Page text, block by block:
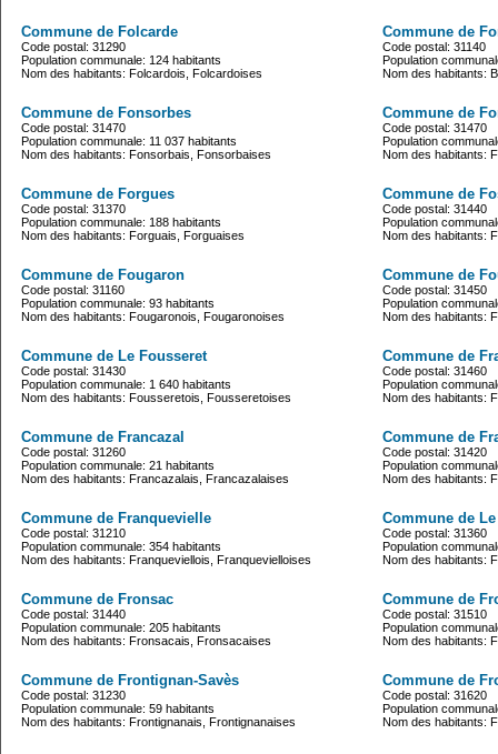
Commune de Folcarde
Code postal: 31290
Population communale: 124 habitants
Nom des habitants: Folcardois, Folcardoises
Commune de
Code postal: 31140
Population
Nom des habitants:
Commune de Fonsorbes
Code postal: 31470
Population communale: 11 037 habitants
Nom des habitants: Fonsorbais, Fonsorbaises
Commune de
Code postal: 31470
Population
Nom des habitants:
Commune de Forgues
Code postal: 31370
Population communale: 188 habitants
Nom des habitants: Forguais, Forguaises
Commune de
Code postal: 31440
Population
Nom des habitants:
Commune de Fougaron
Code postal: 31160
Population communale: 93 habitants
Nom des habitants: Fougaronois, Fougaronoises
Commune de
Code postal: 31450
Population
Nom des habitants:
Commune de Le Fousseret
Code postal: 31430
Population communale: 1 640 habitants
Nom des habitants: Fousseretois, Fousseretoises
Commune de
Code postal: 31460
Population
Nom des habitants:
Commune de Francazal
Code postal: 31260
Population communale: 21 habitants
Nom des habitants: Francazalais, Francazalaises
Commune de
Code postal: 31420
Population
Nom des habitants:
Commune de Franquevielle
Code postal: 31210
Population communale: 354 habitants
Nom des habitants: Franqueviellois, Franquevielloises
Commune de
Code postal: 31360
Population
Nom des habitants:
Commune de Fronsac
Code postal: 31440
Population communale: 205 habitants
Nom des habitants: Fronsacais, Fronsacaises
Commune de
Code postal: 31510
Population
Nom des habitants:
Commune de Frontignan-Savès
Code postal: 31230
Population communale: 59 habitants
Nom des habitants: Frontignanais, Frontignanaises
Commune de
Code postal: 31620
Population
Nom des habitants: